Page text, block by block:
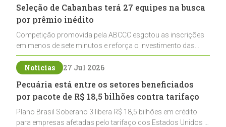
Seleção de Cabanhas terá 27 equipes na busca
por prêmio inédito
Competição promovida pela ABCCC esgotou as inscrições
em menos de sete minutos e reforça o investimento das
cabanhas na seleção genética de Cavalos Crioulos voltados
ao laço
Notícias 27 Jul 2026
Pecuária está entre os setores beneficiados
por pacote de R$ 18,5 bilhões contra tarifaço
Plano Brasil Soberano 3 libera R$ 18,5 bilhões em crédito
para empresas afetadas pelo tarifaço dos Estados Unidos e